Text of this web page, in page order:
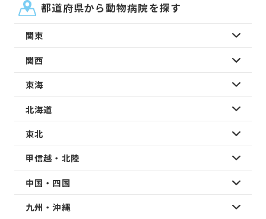
都道府県から動物病院を探す
関東
関西
東海
北海道
東北
甲信越・北陸
中国・四国
九州・沖縄